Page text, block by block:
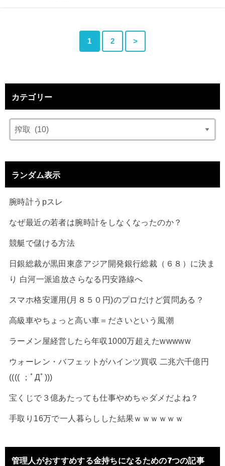
1 2 >
カテゴリー
ランダム表示
腕時計うpスレ
なぜ最近の若者は腕時計をしなくなったのか？
競艇で儲ける方法
日銀総裁が黒田東彦アジア開発銀行総裁（６８）に決ま
り 白河一派追放さらなる円安路線へ
スマホ格安運用(月８５０円)のプロだけど質問ある？
高級車やちょっと高い車＝ださいという風潮
ラーメン屋経営したら年収1000万超えたwwwww
ウォーレン・バフェットがハインツ買収 二兆六千億円
(((( ；ﾟДﾟ)))
宝くじで３億あたっても仕事やめちゃダメだよね？
手取り16万で一人暮らしした結果ｗｗｗｗｗｗ
管理人がおすすめする金持ちになるための7つの記事